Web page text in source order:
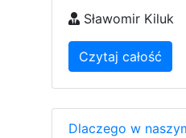
Sławomir Kiluk
Czytaj całość
Dlaczego w